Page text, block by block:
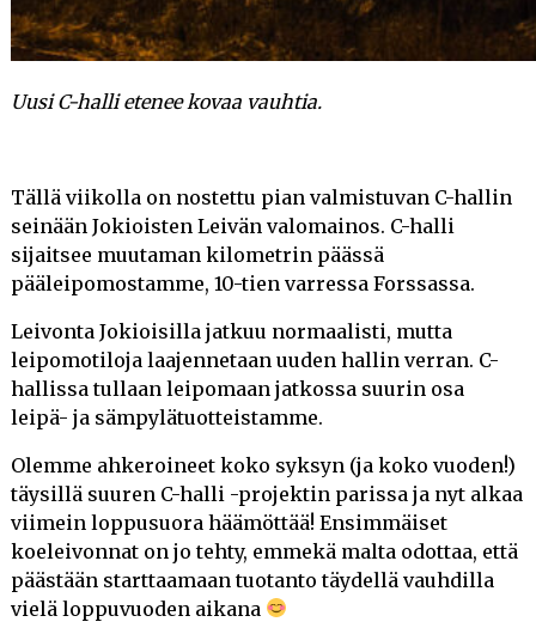
Uusi C-halli etenee kovaa vauhtia.
Tällä viikolla on nostettu pian valmistuvan C-hallin
seinään Jokioisten Leivän valomainos. C-halli
sijaitsee muutaman kilometrin päässä
pääleipomostamme, 10-tien varressa Forssassa.
Leivonta Jokioisilla jatkuu normaalisti, mutta
leipomotiloja laajennetaan uuden hallin verran. C-
hallissa tullaan leipomaan jatkossa suurin osa
leipä- ja sämpylätuotteistamme.
Olemme ahkeroineet koko syksyn (ja koko vuoden!)
täysillä suuren C-halli -projektin parissa ja nyt alkaa
viimein loppusuora häämöttää! Ensimmäiset
koeleivonnat on jo tehty, emmekä malta odottaa, että
päästään starttaamaan tuotanto täydellä vauhdilla
vielä loppuvuoden aikana